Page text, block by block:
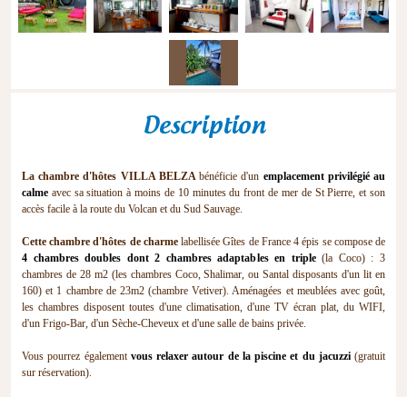
Description
La chambre d'hôtes VILLA BELZAbénéficie d'un emplacement privilégié au
calme avec sa situation à moins de 10 minutes du front de mer de St Pierre, et son
accès facile à la route du Volcan et du Sud Sauvage.
Cette chambre d'hôtes de charmelabellisée Gîtes de France 4 épis se compose de
4 chambres doubles dont 2 chambres adaptables en triple(la Coco) : 3
chambres de 28 m2 (les chambres Coco, Shalimar, ou Santal disposants d'un lit en
160) et 1 chambre de 23m2 (chambre Vetiver). Aménagées et meublées avec goût,
les chambres disposent toutes d'une climatisation, d'une TV écran plat, du WIFI,
d'un Frigo-Bar, d'un Sèche-Cheveux et d'une salle de bains privée.
Vous pourrez également vous relaxer autour de la piscine et du jacuzzi (gratuit
sur réservation).